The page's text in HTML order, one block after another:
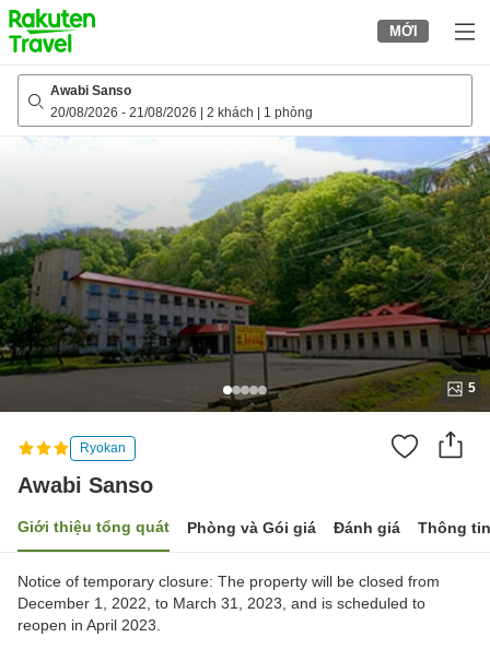
to
top
page
MỚI
Awabi Sanso
20/08/2026 - 21/08/2026 2 khách 1 phòng
5
Ryokan
Awabi Sanso
Giới thiệu tổng quát Phòng và Gói giá Đánh giá Thông
Notice of temporary closure: The property will be closed from
December 1, 2022, to March 31, 2023, and is scheduled to
reopen in April 2023.